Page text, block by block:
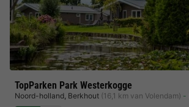
TopParken Park Westerkogge
Noord-holland, Berkhout (16,1 km van Volendam)